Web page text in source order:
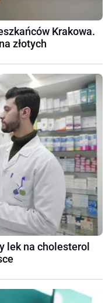
Krakowa.
złotych
lek na cholesterol